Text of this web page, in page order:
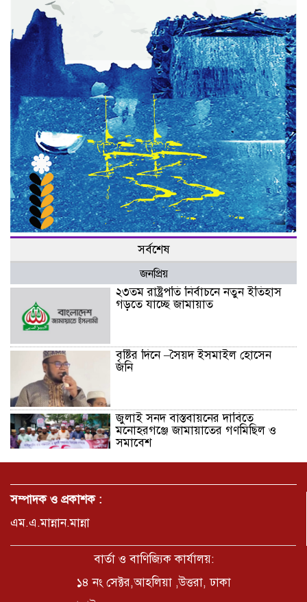
সর্বশেষ
জনপ্রিয়
২৩তম রাষ্ট্রপতি নির্বাচনে নতুন ইতিহাস
গড়তে যাচ্ছে জামায়াত
বৃষ্টির দিনে –সৈয়দ ইসমাইল হোসেন
জনি
জুলাই সনদ বাস্তবায়নের দাবিতে
মনোহরগঞ্জে জামায়াতের গণমিছিল ও
সমাবেশ
ছাত্রদলের হামলায় জকসু ভিপিসহ শিবির-
মির্জাপুর পূর্ব ৮নং ওয়ার্ড বিএনপির
উদ্যোগে সামাজিক অবক্ষয় রোধে জরুরি
সম্পাদক ও প্রকাশক :
এম.এ.মান্নান.মান্না
বার্তা ও বাণিজ্যিক কার্যালয়:
১৪ নং সেক্টর,আহলিয়া ,উত্তরা, ঢাকা